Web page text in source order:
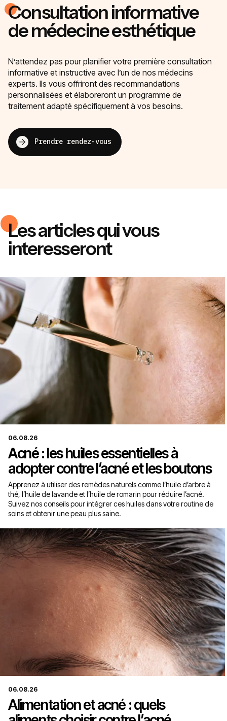
Consultation informative
de médecine esthétique
N’attendez pas pour planifier votre première consultation
informative et instructive avec l’un de nos médecins
experts. Ils vous offriront des recommandations
personnalisées et élaboreront un programme de
traitement adapté spécifiquement à vos besoins.
Prendre rendez-vous
Les articles qui vous
interesseront
Acné : les huiles essentielles à
adopter contre l’acné et les boutons
06.08.26
Apprenez à utiliser des remèdes naturels comme l’huile d’arbre à
thé, l’huile de lavande et l’huile de romarin pour réduire l’acné.
Suivez nos conseils pour intégrer ces huiles dans votre routine de
soins et obtenir une peau plus saine.
Alimentation et acné : quels
06.08.26